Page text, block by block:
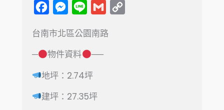
c
e
o
o
M
s
s
n
g
n
e
G
a
台南市北區公園南路​
─
物件資料
──
地坪：2.74坪
建坪：27.35坪